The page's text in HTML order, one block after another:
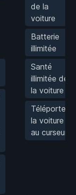
de la
voiture
Batterie
illimitée
Santé
illimitée de
la voiture
Téléporter
la voiture
au curseur